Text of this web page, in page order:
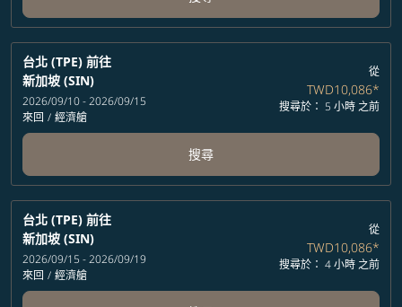
台北 (TPE) 前往
新加坡 (SIN)
2026/09/10 - 2026/09/15
來回 / 經濟艙
從
TWD10,086*
搜尋於： 5 小時 之前
搜尋
台北 (TPE) 前往
新加坡 (SIN)
2026/09/15 - 2026/09/19
來回 / 經濟艙
從
TWD10,086*
搜尋於： 4 小時 之前